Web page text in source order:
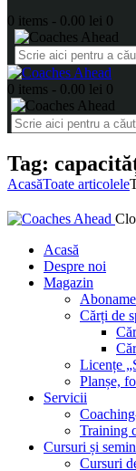
0 items - 0.00 lei 0
0 items - 0.00 lei 0
Tag:
AcasăToate articolele
Acasă
Despre noi
Magazin
Cărți de
Licențe
Planșe,
Servicii
Training
Cursuri și
Cursuri